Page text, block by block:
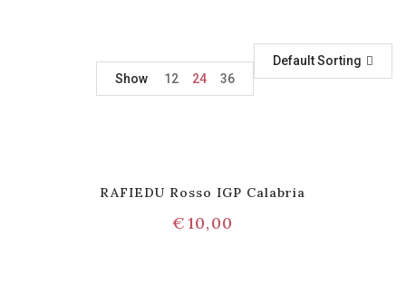
Default Sorting
Show
12 24 36
RAFIEDU Rosso IGP Calabria
€10,00